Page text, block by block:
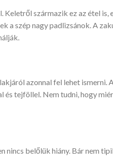
Keletről származik ez az étel
a szép nagy padlizsánok. A
azonnal fel lehet ismerni.
tejföllel. Nem tudni, hogy
belőlük hiány. Bár nem